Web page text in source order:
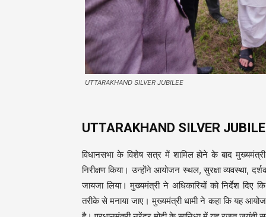
UTTARAKHAND SILVER JUBILEE
UTTARAKHAND SILVER
विधानसभा के विशेष सत्र में शामिल होने के बाद
निरीक्षण किया। उन्होंने आयोजन स्थल, सुरक्षा व्यवस्था,
जायजा लिया। मुख्यमंत्री ने अधिकारियों को निर्देश दिए
तरीके से मनाया जाए। मुख्यमंत्री धामी ने कहा कि यह